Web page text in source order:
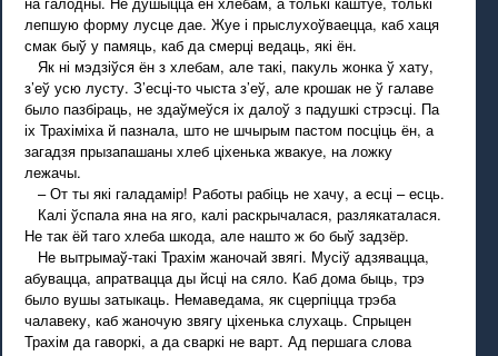
лепшую форму лусце дае. Жуе і прыслухоўваецца, каб хаця
смак быў у памяць, каб да смерці ведаць, які ён.
Як ні мэдзіўся ён з хлебам, але такі, пакуль жонка ў хату,
з’еў усю лусту. З’есці-то чыста з’еў, але крошак не ў галаве
было пазбіраць, не здаўмеўся іх далоў з падушкі стрэсці. Па
іх Трахіміха й пазнала, што не шчырым пастом посціць ён, а
загадзя прызапашаны хлеб ціхенька жвакуе, на ложку
лежачы.
– От ты які галадамір! Работы рабіць не хачу, а есці – есць.
Калі ўспала яна на яго, калі раскрычалася, разлякаталася.
Не так ёй таго хлеба шкода, але нашто ж бо быў задзёр.
Не вытрымаў-такі Трахім жаночай звягі. Мусіў адзявацца,
абувацца, апратвацца ды йсці на сяло. Каб дома быць, трэ
было вушы затыкаць. Немаведама, як сцерпіцца трэба
чалавеку, каб жаночую звягу ціхенька слухаць. Спрыцен
Трахім да гаворкі, а да сваркі не варт. Ад першага слова